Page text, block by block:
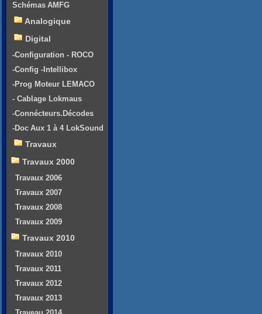
Schémas AMFG
Analogique
Digital
-Configuration - ROCO
-Config -Intellibox
-Prog Moteur LEMACO
- Cablage Lokmaus
-Connécteurs.Décodes
-Doc Aux 1 à 4 LokSound
Travaux
Travaux 2000
Travaux 2006
Travaux 2007
Travaux 2008
Travaux 2009
Travaux 2010
Travaux 2010
Travaux 2011
Travaux 2012
Travaux 2013